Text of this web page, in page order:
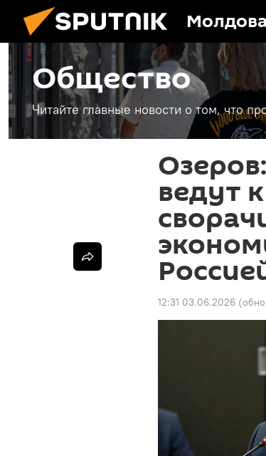
Общество
Читайте главные новости о том, что
ведут
12:31 03.06.2026